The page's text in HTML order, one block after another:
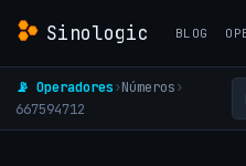
Sinologic BLOG
📡 Operadores›Números›
667594712